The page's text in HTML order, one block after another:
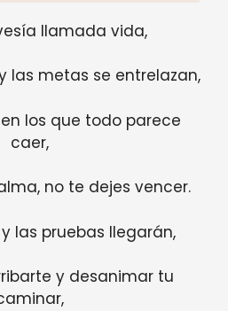
llamada vida,
las metas se entrelazan,
los que todo parece
caer,
no te dejes vencer.
las pruebas llegarán,
y desanimar tu